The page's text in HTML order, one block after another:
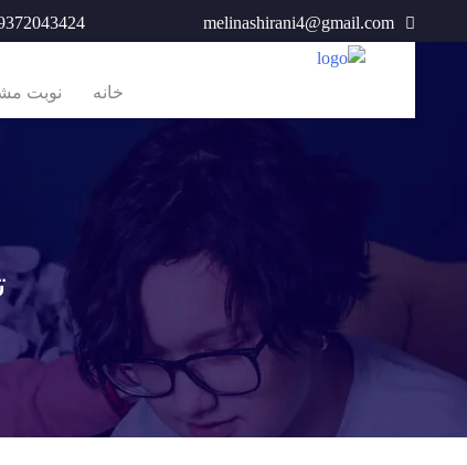
melinashirani4@gmail.com
خانه نوبت